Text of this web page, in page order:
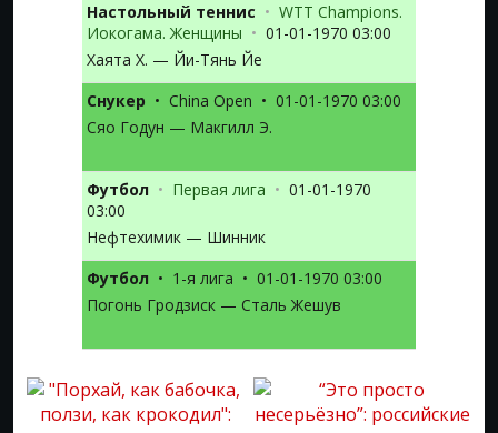
Настольный теннис • WTT Champions.
Иокогама. Женщины • 01-01-1970 03:00
Хаята Х. — Йи-Тянь Йе
Снукер • China Open • 01-01-1970 03:00
Сяо Годун — Макгилл Э.
Футбол • Первая лига • 01-01-1970
03:00
Нефтехимик — Шинник
Футбол • 1-я лига • 01-01-1970 03:00
Погонь Гродзиск — Сталь Жешув